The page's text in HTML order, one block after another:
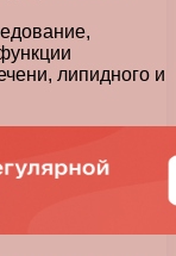
липидного и